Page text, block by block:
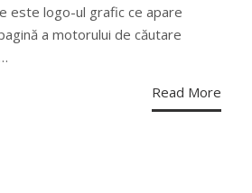
este logo-ul grafic ce apare
a motorului de căutare
Read More